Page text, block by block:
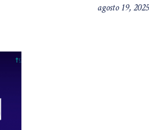
agosto 19, 2025